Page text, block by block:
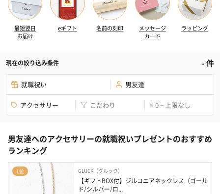
最短翌日
お届け
eギフト 名前の刻印
メッセージ
カード
ラッピング
現在の絞り込み条件 -件
就職祝い 男友達
アクセサリー こだわり ¥ 0 ~ 上限なし
男友達へのアクセサリーの就職祝いプレゼントのおすすめ
ランキング
1位 GLUCK（グルック）
【ギフトBOX付】ジルコニアネックレス（ゴール
ド/シルバー/ロ...